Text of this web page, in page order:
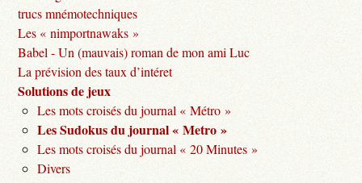
trucs mnémotechniques
Les « nimportnawaks »
Babel - Un (mauvais) roman de mon ami Luc
La prévision des taux d’intéret
Solutions de jeux
Les mots croisés du journal « Métro »
Les Sudokus du journal « Metro »
Les mots croisés du journal « 20 Minutes »
Divers